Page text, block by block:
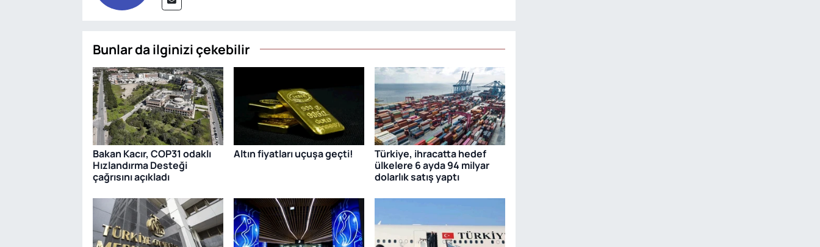
Bunlar da ilginizi çekebilir
Bakan Kacır, COP31 odaklı
Hızlandırma Desteği
çağrısını açıkladı
Altın fiyatları uçuşa geçti!
Türkiye, ihracatta hedef
ülkelere 6 ayda 94 milyar
dolarlık satış yaptı